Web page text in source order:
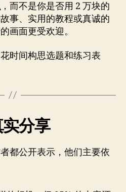
，而不是你是否用 2 万块的
事、实用的教程或真诚的
画面更受欢迎。
时间构思选题和练习表
分享
都公开表示，他们主要依